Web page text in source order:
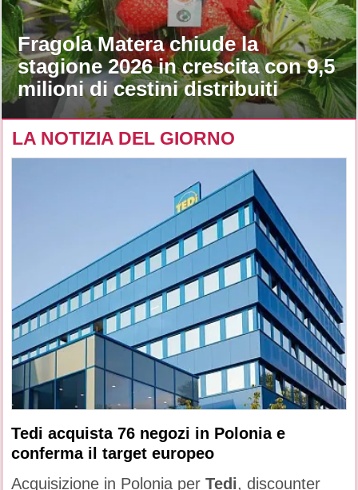
Fragola Matera chiude la
stagione 2026 in crescita con 9,5
milioni di cestini distribuiti
LA NOTIZIA DEL GIORNO
Tedi acquista 76 negozi in Polonia e
conferma il target europeo
Acquisizione in Polonia per Tedi, discounter